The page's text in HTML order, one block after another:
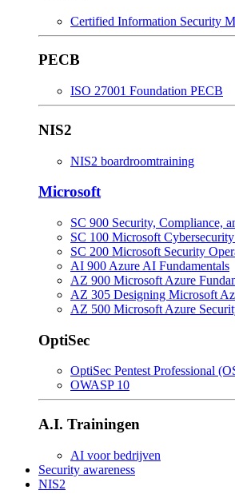
Certified Information Security
PECB
ISO 27001 Foundation PECB
NIS2
NIS2 boardroomtraining
Microsoft
SC 900 Security, Compliance,
SC 100 Microsoft
SC 200 Microsoft Security
AI 900 Azure AI Fundamentals
AZ 900 Microsoft Azure
AZ 305 Designing Microsoft
AZ 500 Microsoft Azure
OptiSec
OptiSec Pentest Professional
OWASP 10
A.I. Trainingen
AI voor bedrijven
Security awareness
NIS2